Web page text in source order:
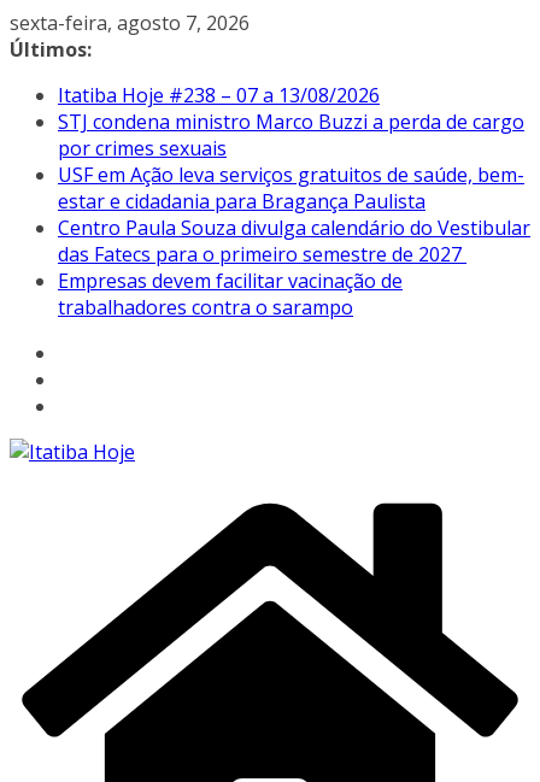
Pular
para
conteúdo
sexta-feira, agosto 7, 2026
Últimos:
Itatiba Hoje #238 – 07 a 13/08/2026
STJ condena ministro Marco Buzzi a perda de cargo
por crimes sexuais
USF em Ação leva serviços gratuitos de saúde, bem-
estar e cidadania para Bragança Paulista
Centro Paula Souza divulga calendário do Vestibular
das Fatecs para o primeiro semestre de 2027
Empresas devem facilitar vacinação de
trabalhadores contra o sarampo